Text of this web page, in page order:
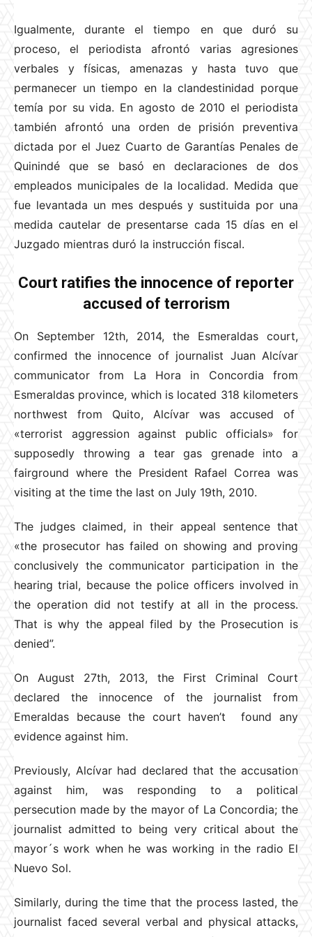
Igualmente, durante el tiempo en que duró su
proceso, el periodista afrontó varias agresiones
verbales y físicas, amenazas y hasta tuvo que
permanecer un tiempo en la clandestinidad porque
temía por su vida. En agosto de 2010 el periodista
también afrontó una orden de prisión preventiva
dictada por el Juez Cuarto de Garantías Penales de
Quinindé que se basó en declaraciones de dos
empleados municipales de la localidad. Medida que
fue levantada un mes después y sustituida por una
medida cautelar de presentarse cada 15 días en el
Juzgado mientras duró la instrucción fiscal.
Court ratifies the innocence of reporter
accused of terrorism
On September 12th, 2014, the Esmeraldas court,
confirmed the innocence of journalist Juan Alcívar
communicator from La Hora in Concordia from
Esmeraldas province, which is located 318 kilometers
northwest from Quito, Alcívar was accused of
«terrorist aggression against public officials» for
supposedly throwing a tear gas grenade into a
fairground where the President Rafael Correa was
visiting at the time the last on July 19th, 2010.
The judges claimed, in their appeal sentence that
«the prosecutor has failed on showing and proving
conclusively the communicator participation in the
hearing trial, because the police officers involved in
the operation did not testify at all in the process.
That is why the appeal filed by the Prosecution is
denied”.
On August 27th, 2013, the First Criminal Court
declared the innocence of the journalist from
Emeraldas because the court haven’t found any
evidence against him.
Previously, Alcívar had declared that the accusation
against him, was responding to a political
persecution made by the mayor of La Concordia; the
journalist admitted to being very critical about the
mayor´s work when he was working in the radio El
Nuevo Sol.
Similarly, during the time that the process lasted, the
journalist faced several verbal and physical attacks,